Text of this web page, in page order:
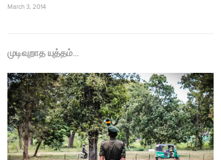
March 3, 2014
முடிவுறாத யுத்தம்…